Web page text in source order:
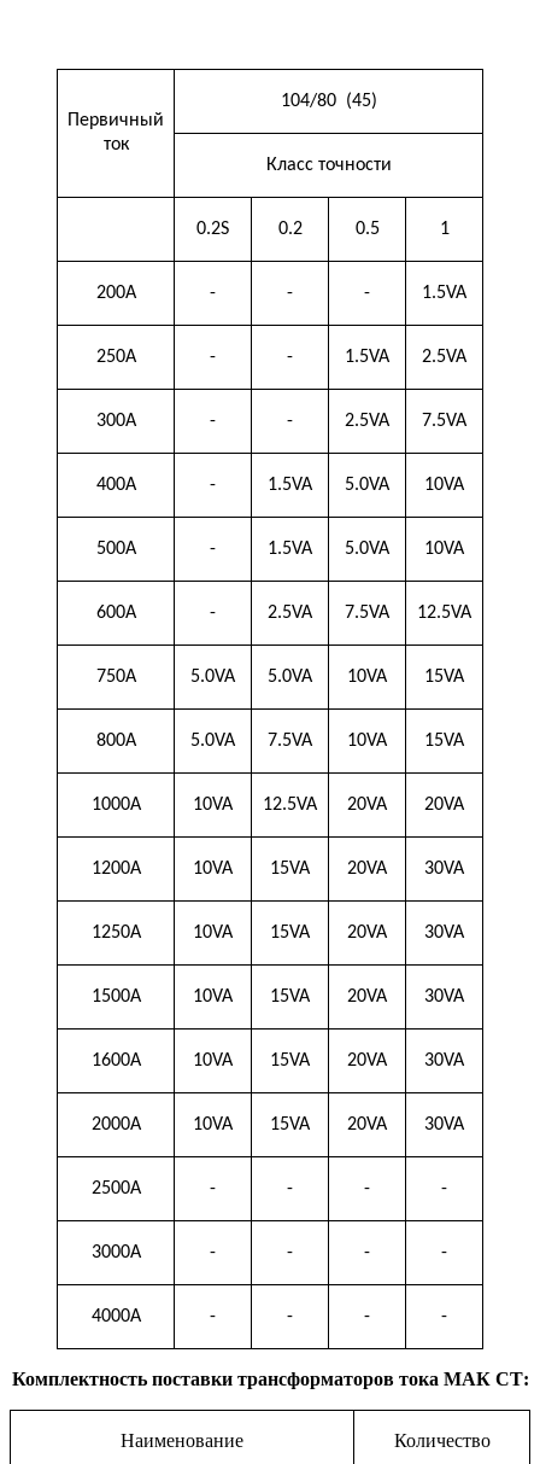
Первичный
ток
104/80 (45)
Класс точности
0.2S 0.2 0.5 1
200A - - - 1.5VA
250A - - 1.5VA 2.5VA
300A - - 2.5VA 7.5VA
400A - 1.5VA 5.0VA 10VA
500A - 1.5VA 5.0VA 10VA
600A - 2.5VA 7.5VA 12.5VA
750A 5.0VA 5.0VA 10VA 15VA
800A 5.0VA 7.5VA 10VA 15VA
1000A 10VA 12.5VA 20VA 20VA
1200A 10VA 15VA 20VA 30VA
1250A 10VA 15VA 20VA 30VA
1500A 10VA 15VA 20VA 30VA
1600A 10VA 15VA 20VA 30VA
2000A 10VA 15VA 20VA 30VA
2500A - - - -
3000A - - - -
4000A - - - -
Комплектность поставки трансформаторов тока МАК СТ:
Наименование Количество